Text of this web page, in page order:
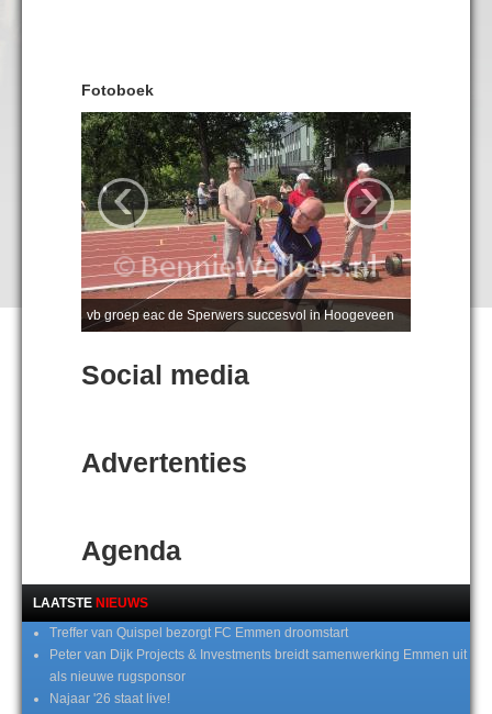
Fotoboek
vb groep eac de Sperwers succesvol in Hoogeveen
‹ ›
Social media
Advertenties
Agenda
LAATSTE NIEUWS
Treffer van Quispel bezorgt FC Emmen droomstart
Peter van Dijk Projects & Investments breidt samenwerking Emmen uit
als nieuwe rugsponsor
Najaar '26 staat live!